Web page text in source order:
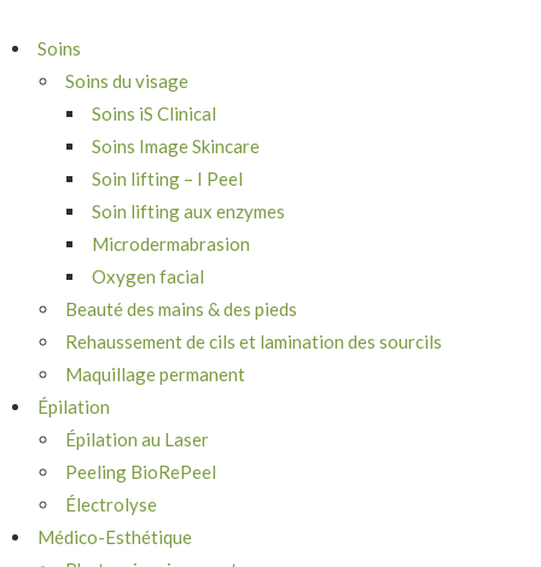
Soins
Soins du visage
Soins iS Clinical
Soins Image Skincare
Soin lifting – I Peel
Soin lifting aux enzymes
Microdermabrasion
Oxygen facial
Beauté des mains & des pieds
Rehaussement de cils et lamination des sourcils
Maquillage permanent
Épilation
Épilation au Laser
Peeling BioRePeel
Électrolyse
Médico-Esthétique